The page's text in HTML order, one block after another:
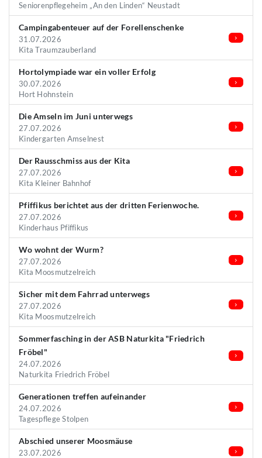
Seniorenpflegeheim „An den Linden“ Neustadt
Campingabenteuer auf der Forellenschenke
31.07.2026
Kita Traumzauberland
Hortolympiade war ein voller Erfolg
30.07.2026
Hort Hohnstein
Die Amseln im Juni unterwegs
27.07.2026
Kindergarten Amselnest
Der Rausschmiss aus der Kita
27.07.2026
Kita Kleiner Bahnhof
Pfiffikus berichtet aus der dritten Ferienwoche.
27.07.2026
Kinderhaus Pfiffikus
Wo wohnt der Wurm?
27.07.2026
Kita Moosmutzelreich
Sicher mit dem Fahrrad unterwegs
27.07.2026
Kita Moosmutzelreich
Sommerfasching in der ASB Naturkita "Friedrich
Fröbel"
24.07.2026
Naturkita Friedrich Fröbel
Generationen treffen aufeinander
24.07.2026
Tagespflege Stolpen
Abschied unserer Moosmäuse
23.07.2026